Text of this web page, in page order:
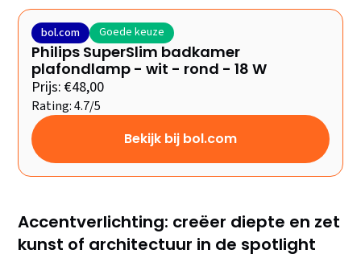
bol.com Goede keuze
Philips SuperSlim badkamer
plafondlamp - wit - rond - 18 W
Prijs: €48,00
Rating: 4.7/5
Bekijk bij bol.com
Accentverlichting: creëer diepte en zet
kunst of architectuur in de spotlight